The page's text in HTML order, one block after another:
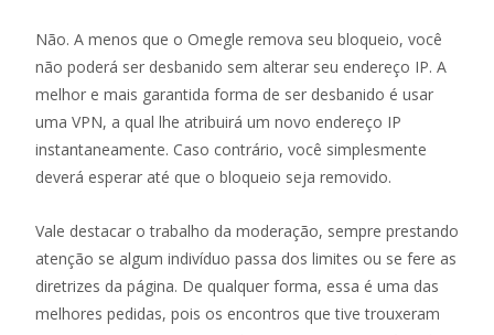
Não. A menos que o Omegle remova seu bloqueio, você
não poderá ser desbanido sem alterar seu endereço IP. A
melhor e mais garantida forma de ser desbanido é usar
uma VPN, a qual lhe atribuirá um novo endereço IP
instantaneamente. Caso contrário, você simplesmente
deverá esperar até que o bloqueio seja removido.
Vale destacar o trabalho da moderação, sempre prestando
atenção se algum indivíduo passa dos limites ou se fere as
diretrizes da página. De qualquer forma, essa é uma das
melhores pedidas, pois os encontros que tive trouxeram